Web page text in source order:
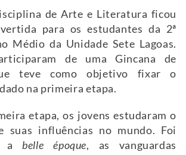
de Arte e Literatura ficou
para os estudantes da 2ª
Médio da Unidade Sete Lagoas.
de uma Gincana de
teve como objetivo fixar o
na primeira etapa.
etapa, os jovens estudaram o
suas influências no mundo. Foi
abelle époque, as vanguardas